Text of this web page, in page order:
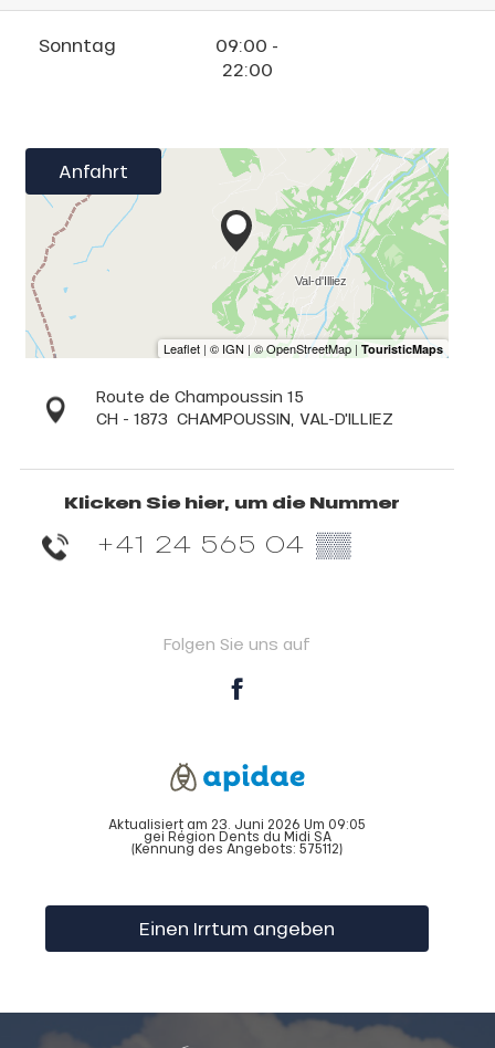
Sonntag
09:00 -
22:00
Anfahrt
Route de Champoussin 15
CH - 1873 CHAMPOUSSIN, VAL-D'ILLIEZ
Klicken Sie hier, um die Nummer
+41 24 565 04 ▒▒
Folgen Sie uns auf
Aktualisiert am 23. Juni 2026 Um 09:05
gei Région Dents du Midi SA
(Kennung des Angebots: 575112)
Einen Irrtum angeben